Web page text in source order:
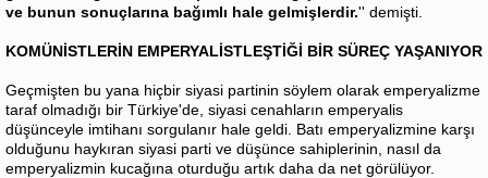
ve bunun sonuçlarına bağımlı hale gelmişlerdir.'' demişti.
KOMÜNİSTLERİN EMPERYALİSTLEŞTİĞİ BİR SÜREÇ YAŞANIYOR
Geçmişten bu yana hiçbir siyasi partinin söylem olarak emperyalizme
taraf olmadığı bir Türkiye'de, siyasi cenahların emperyalis
düşünceyle imtihanı sorgulanır hale geldi. Batı emperyalizmine karşı
olduğunu haykıran siyasi parti ve düşünce sahiplerinin, nasıl da
emperyalizmin kucağına oturduğu artık daha da net görülüyor.